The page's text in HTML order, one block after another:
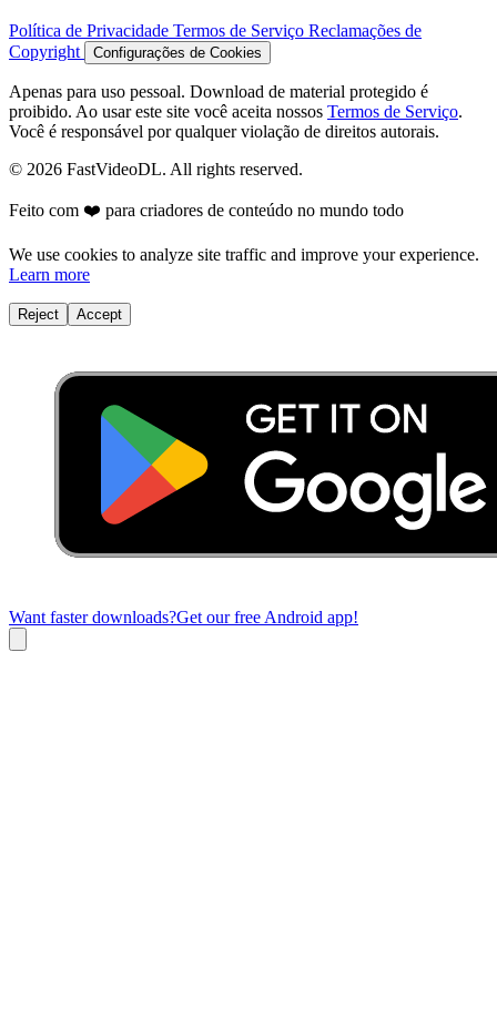
Política de Privacidade Termos de Serviço Reclamações de
Copyright
Configurações de Cookies
Apenas para uso pessoal. Download de material protegido é
proibido. Ao usar este site você aceita nossos Termos de Serviço.
Você é responsável por qualquer violação de direitos autorais.
© 2026 FastVideoDL. All rights reserved.
Feito com ❤️ para criadores de conteúdo no mundo todo
We use cookies to analyze site traffic and improve your experience.
Learn more
Reject Accept
Want faster downloads?Get our free Android app!